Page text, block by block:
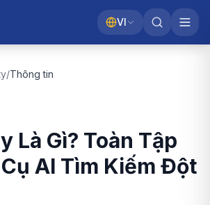
VI
/Thông tin
Là Gì? Toàn Tập
AI Tìm Kiếm Đột